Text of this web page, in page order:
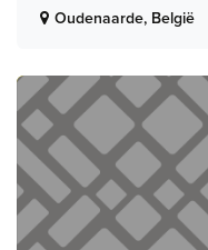
Oudenaarde, België